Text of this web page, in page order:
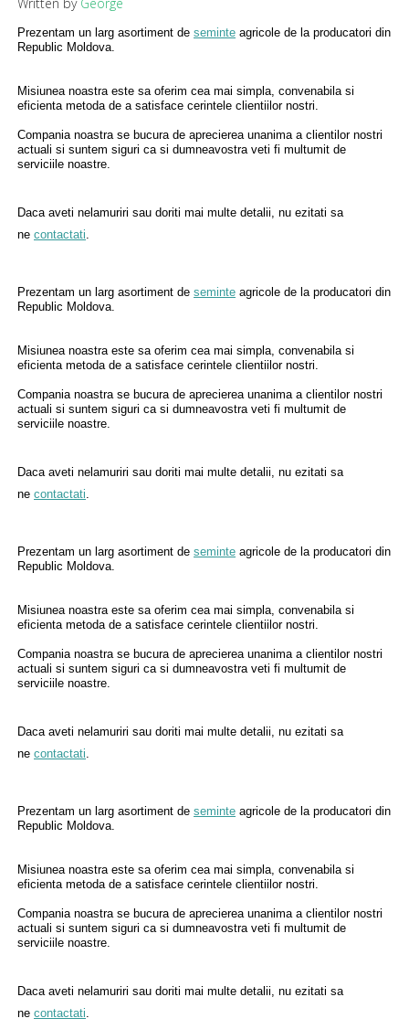
Prezentam un larg asortiment de seminte agricole de la producatori din
Republic Moldova.
Misiunea noastra este sa oferim cea mai simpla, convenabila si
eficienta metoda de a satisface cerintele clientiilor nostri.
Compania noastra se bucura de aprecierea unanima a clientilor nostri
actuali si suntem siguri ca si dumneavostra veti fi multumit de
serviciile noastre.
Daca aveti nelamuriri sau doriti mai multe detalii, nu ezitati sa
ne contactati.
Prezentam un larg asortiment de seminte agricole de la producatori din
Republic Moldova.
Misiunea noastra este sa oferim cea mai simpla, convenabila si
eficienta metoda de a satisface cerintele clientiilor nostri.
Compania noastra se bucura de aprecierea unanima a clientilor nostri
actuali si suntem siguri ca si dumneavostra veti fi multumit de
serviciile noastre.
Daca aveti nelamuriri sau doriti mai multe detalii, nu ezitati sa
ne contactati.
Prezentam un larg asortiment de seminte agricole de la producatori din
Republic Moldova.
Misiunea noastra este sa oferim cea mai simpla, convenabila si
eficienta metoda de a satisface cerintele clientiilor nostri.
Compania noastra se bucura de aprecierea unanima a clientilor nostri
actuali si suntem siguri ca si dumneavostra veti fi multumit de
serviciile noastre.
Daca aveti nelamuriri sau doriti mai multe detalii, nu ezitati sa
ne contactati.
Prezentam un larg asortiment de seminte agricole de la producatori din
Republic Moldova.
Misiunea noastra este sa oferim cea mai simpla, convenabila si
eficienta metoda de a satisface cerintele clientiilor nostri.
Compania noastra se bucura de aprecierea unanima a clientilor nostri
actuali si suntem siguri ca si dumneavostra veti fi multumit de
serviciile noastre.
Daca aveti nelamuriri sau doriti mai multe detalii, nu ezitati sa
ne contactati.